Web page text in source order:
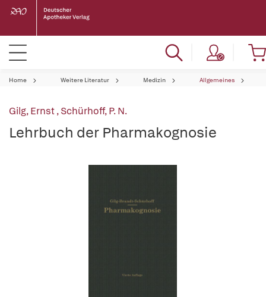
Home Weitere Literatur Medizin Allgemeines
Gilg, Ernst,Schürhoff, P. N.
Lehrbuch der Pharmakognosie